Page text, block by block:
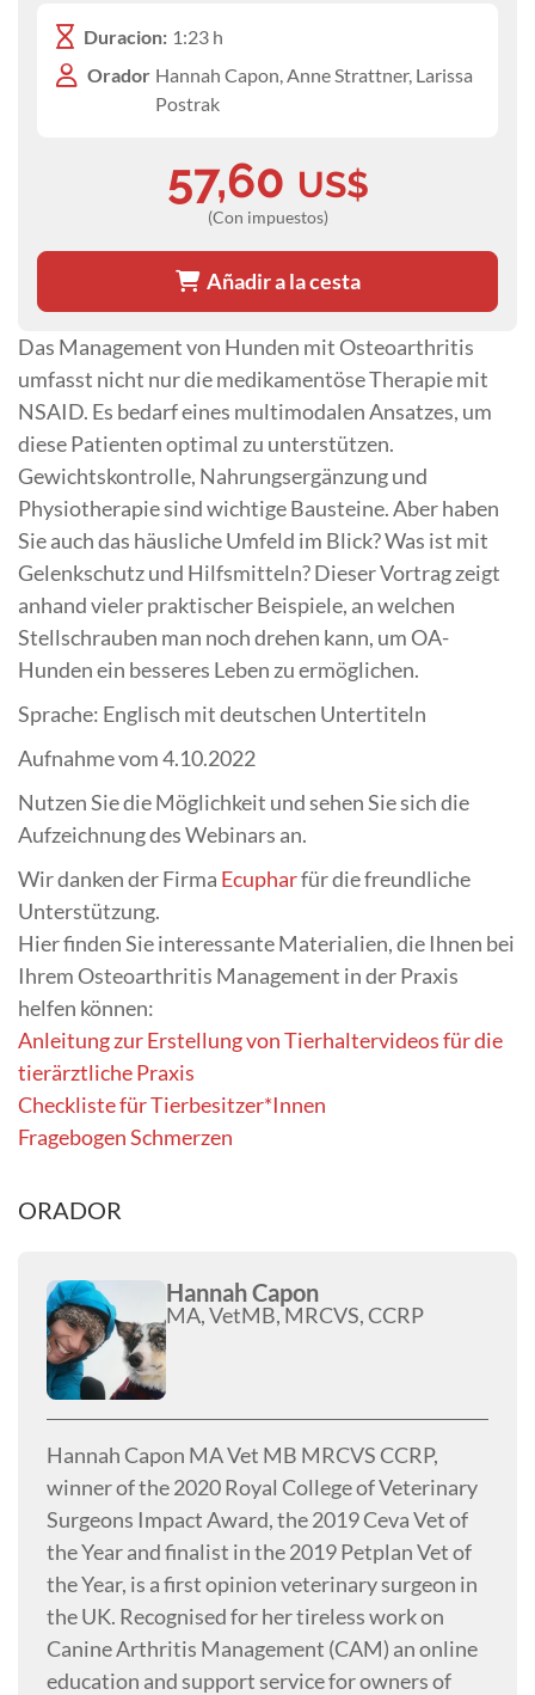
Das Management von Hunden mit Osteoarthritis
umfasst nicht nur die medikamentöse Therapie mit
NSAID. Es bedarf eines multimodalen Ansatzes, um
diese Patienten optimal zu unterstützen.
Gewichtskontrolle, Nahrungsergänzung und
Physiotherapie sind wichtige Bausteine. Aber haben
Sie auch das häusliche Umfeld im Blick? Was ist mit
Gelenkschutz und Hilfsmitteln? Dieser Vortrag zeigt
anhand vieler praktischer Beispiele, an welchen
Stellschrauben man noch drehen kann, um OA-
Hunden ein besseres Leben zu ermöglichen.
Sprache: Englisch mit deutschen Untertiteln
Aufnahme vom 4.10.2022
Nutzen Sie die Möglichkeit und sehen Sie sich die
Aufzeichnung des Webinars an.
Wir danken der Firma Ecupharfür die freundliche
Unterstützung.
Hier finden Sie interessante Materialien, die Ihnen bei
Ihrem Osteoarthritis Management in der Praxis
helfen können:
Anleitung zur Erstellung von Tierhaltervideos für die
tierärztliche Praxis
Checkliste für Tierbesitzer*Innen
Fragebogen Schmerzen
ORADOR
Hannah Capon
MA, VetMB, MRCVS, CCRP
Hannah Capon MA Vet MB MRCVS CCRP,
winner of the 2020 Royal College of Veterinary
Surgeons Impact Award, the 2019 Ceva Vet of
the Year and finalist in the 2019 Petplan Vet of
the Year, is a first opinion veterinary surgeon in
the UK. Recognised for her tireless work on
Canine Arthritis Management (CAM) an online
education and support service for owners of
Duracion: 1:23 h
Orador Hannah Capon, Anne Strattner, Larissa
Postrak
57,60 US$
(Con impuestos)
Añadir a la cesta